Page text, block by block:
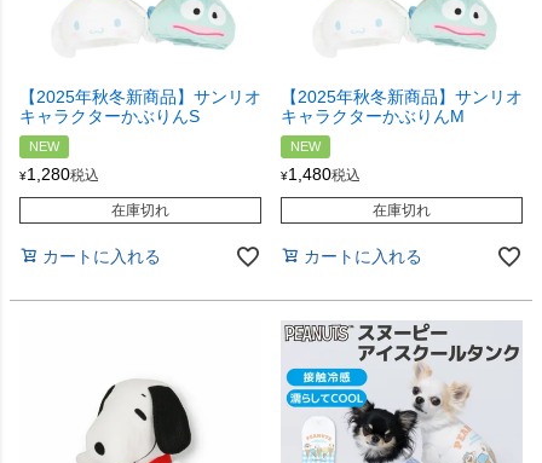
【2025年秋冬新商品】サンリオ
キャラクターかぶりんS
NEW
¥1,280税込
在庫切れ
カートに入れる
【2025年秋冬新商品】サンリオ
キャラクターかぶりんM
NEW
¥1,480税込
在庫切れ
カートに入れる